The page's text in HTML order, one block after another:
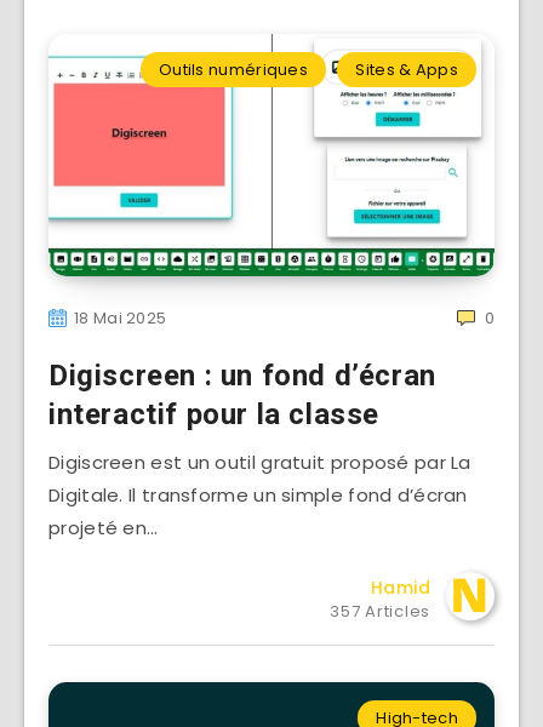
Outils numériques Sites & Apps
18 Mai 2025 0
Digiscreen : un fond d’écran
interactif pour la classe
Digiscreen est un outil gratuit proposé par La
Digitale. Il transforme un simple fond d’écran
projeté en…
Hamid
357 Articles
High-tech